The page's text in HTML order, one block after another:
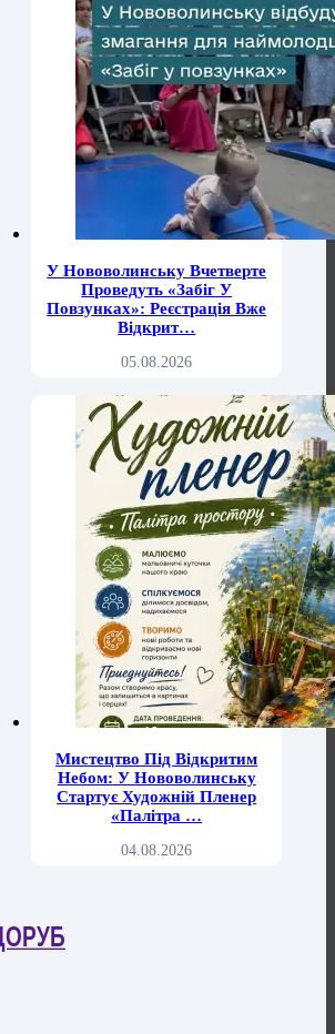
У Нововолинську Вчетверте
Проведуть «Забіг У
Повзунках»: Реєстрація Вже
Відкрит…
05.08.2026
Мистецтво Під Відкритим
Небом: У Нововолинську
Стартує Художній Пленер
«Палітра …
04.08.2026